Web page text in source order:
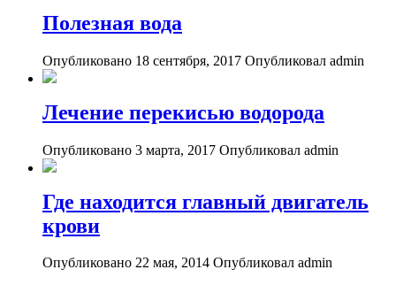
Полезная вода
Опубликовано 18 сентября, 2017 Опубликовал admin
Лечение перекисью водорода
Опубликовано 3 марта, 2017 Опубликовал admin
Где находится главный двигатель
крови
Опубликовано 22 мая, 2014 Опубликовал admin